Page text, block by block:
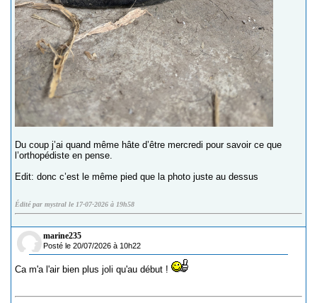
Du coup j’ai quand même hâte d’être mercredi pour savoir ce que
l’orthopédiste en pense.
Edit: donc c’est le même pied que la photo juste au dessus
Édité par mystral le 17-07-2026 à 19h58
marine235
Posté le 20/07/2026 à 10h22
Ca m'a l'air bien plus joli qu'au début !